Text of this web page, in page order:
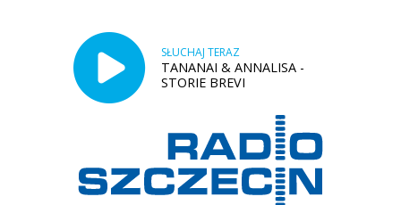
SŁUCHAJ TERAZ
TANANAI & ANNALISA -
STORIE BREVI